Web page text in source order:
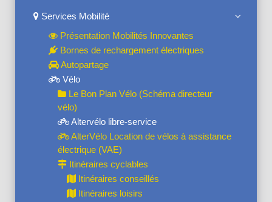
Services Mobilité
Présentation Mobilités Innovantes
Bornes de rechargement électriques
Autopartage
Vélo
Le Bon Plan Vélo (Schéma directeur
vélo)
Altervélo libre-service
AlterVélo Location de vélos à assistance
électrique (VAE)
Itinéraires cyclables
Itinéraires conseillés
Itinéraires loisirs